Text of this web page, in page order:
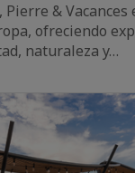
Pierre &
ofreciendo
naturaleza y…